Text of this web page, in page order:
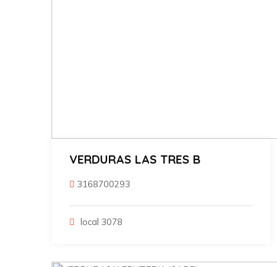
VERDURAS LAS TRES B
3168700293
local 3078